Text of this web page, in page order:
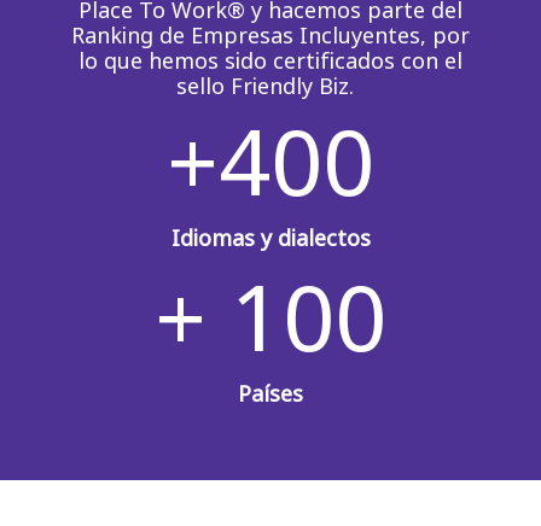
Place To Work® y hacemos parte del
Ranking de Empresas Incluyentes, por
lo que hemos sido certificados con el
sello Friendly Biz.
+400
Idiomas y dialectos
+ 100
Países